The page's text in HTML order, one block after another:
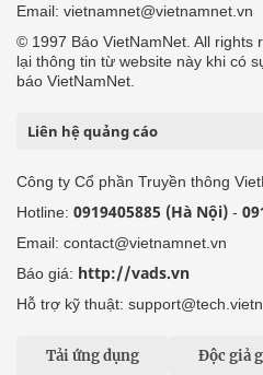
Email: vietnamnet@vietnamnet.vn
© 1997 Báo VietNamNet. All rights
lại thông tin từ website này khi có
báo VietNamNet.
Liên hệ quảng cáo
Công ty Cổ phần Truyền thông
Hotline: 0919405885 (Hà Nội) -
Email: contact@vietnamnet.vn
Báo giá: http://vads.vn
Hỗ trợ kỹ thuật:
Tải ứng dụng Độc giả